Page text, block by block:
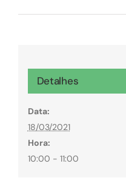
Detalhes
Data:
18/03/2021
Hora:
10:00 - 11:00